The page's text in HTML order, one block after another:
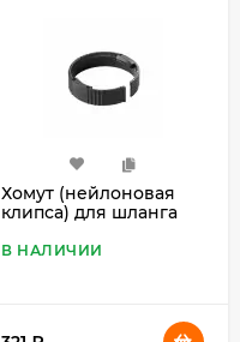
Хомут (нейлоновая
клипса) для шланга
(TD-901)
В НАЛИЧИИ